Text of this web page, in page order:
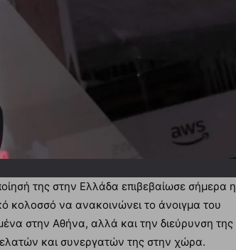
της στην Ελλάδα επιβεβαίωσε σήμερα η
κολοσσό να ανακοινώνει το άνοιγμα του
στην Αθήνα, αλλά και την διεύρυνση της
και συνεργατών της στην χώρα.